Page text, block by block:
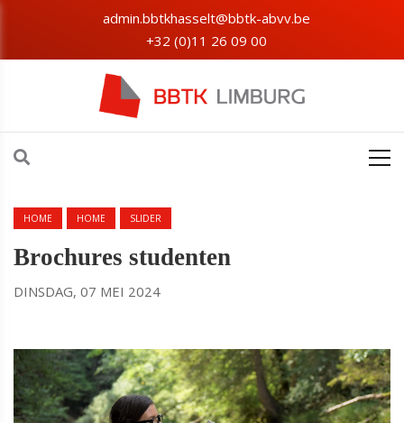
admin.bbtkhasselt@bbtk-abvv.be
+32 (0)11 26 09 00
HOME HOME SLIDER
Brochures studenten
DINSDAG, 07 MEI 2024